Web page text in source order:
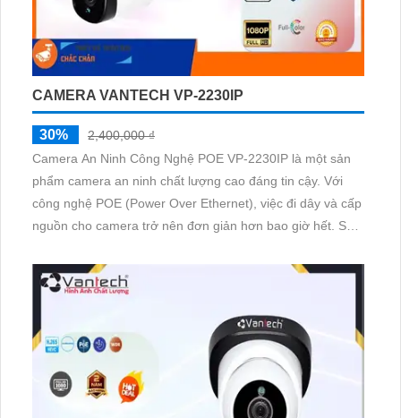
CAMERA VANTECH VP-2230IP
30%
2,400,000 ₫
Camera An Ninh Công Nghệ POE VP-2230IP là một sản
phẩm camera an ninh chất lượng cao đáng tin cậy. Với
công nghệ POE (Power Over Ethernet), việc đi dây và cấp
nguồn cho camera trở nên đơn giản hơn bao giờ hết. Sản
hiệu suất cao, cho phép quan sát trong đêm tối với chất
lượng hình ảnh sắc nét